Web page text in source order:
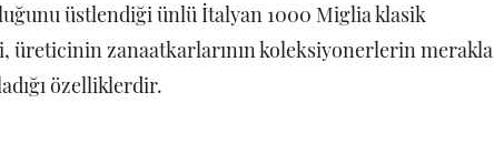
üstlendiği ünlü İtalyan 1000 Miglia klasik
üreticinin zanaatkarlarının koleksiyonerlerin merakla
özelliklerdir.